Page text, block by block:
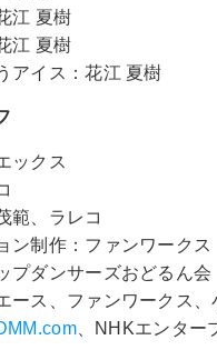
江 夏樹
江 夏樹
アイス：花江 夏樹
ックス
範、ラレコ
ン制作：ファンワークス
プダンサーズおどるん
ース、ファンワークス
、NHKエンター